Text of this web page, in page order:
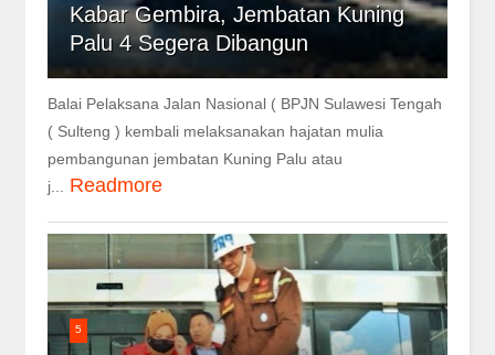
Kabar Gembira, Jembatan Kuning
Palu 4 Segera Dibangun
Balai Pelaksana Jalan Nasional ( BPJN Sulawesi Tengah
( Sulteng ) kembali melaksanakan hajatan mulia
pembangunan jembatan Kuning Palu atau
j...
Readmore
5